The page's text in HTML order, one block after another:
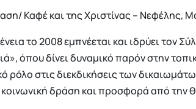
Καφέ και της Χριστίνας – Νεφέλης,
το 2008 εμπνέεται και ιδρύει τον
όπου δίνει δυναμικό παρόν στην
ρόλο στις διεκδικήσεις των
κοινωνική δράση και προσφορά από την